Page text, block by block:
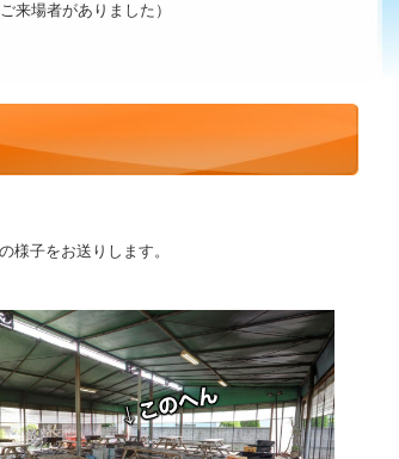
来場者がありました）
様子をお送りします。